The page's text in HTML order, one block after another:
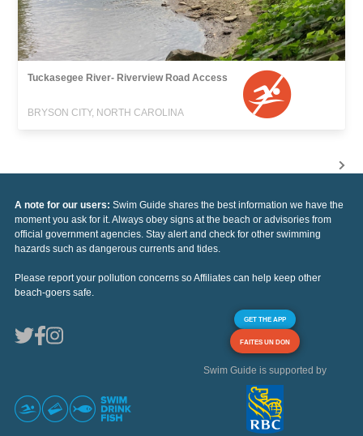
Tuckasegee River- Riverview Road Access
BRYSON CITY, NORTH CAROLINA
A note for our users: Swim Guide shares the best information we have the
moment you ask for it. Always obey signs at the beach or advisories from
official government agencies. Stay alert and check for other swimming
hazards such as dangerous currents and tides.
Please report your pollution concerns so Affiliates can help keep other
beach-goers safe.
GET THE APP
FAITES UN DON
Swim Guide is supported by